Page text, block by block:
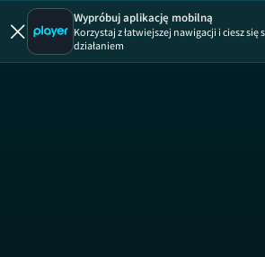
Wypróbuj aplikację mobilną
Korzystaj z łatwiejszej nawigacji i ciesz się
działaniem